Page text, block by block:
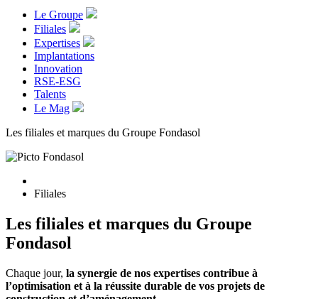
Le Groupe
Filiales
Expertises
Implantations
Innovation
RSE-ESG
Talents
Le Mag
Les filiales et marques du Groupe Fondasol
Filiales
Les filiales et marques du Groupe
Fondasol
Chaque jour, la synergie de nos expertises contribue à
l’optimisation et à la réussite durable de vos projets de